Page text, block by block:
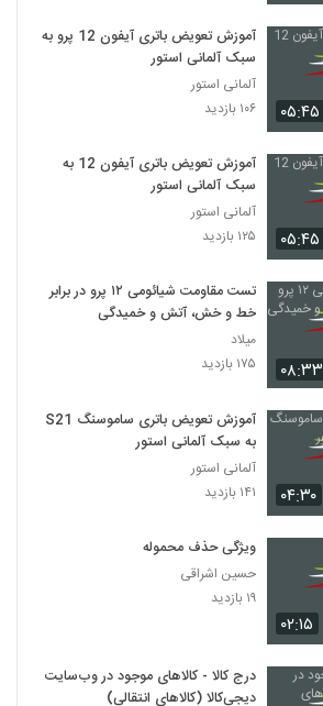
۰۵:۴۵
آموزش تعویض باتری آیفون 12 پرو به
سبک آلمانی استور
آلمانی استور
۱۰۶ بازدید
۰۵:۴۵
آموزش تعویض باتری آیفون 12 به
سبک آلمانی استور
آلمانی استور
۱۲۵ بازدید
۰۸:۳۳
تست مقاومت شیائومی ۱۲ پرو در برابر
خط و خش، آتش و خمیدگی
میلاد
۱۷۵ بازدید
۰۴:۳۰
آموزش تعویض باتری ساموسنگ S21
به سبک آلمانی استور
آلمانی استور
۱۴۱ بازدید
۰۲:۱۵
ویژگی حذف محموله
حسین اشراقی
۱۹ بازدید
درج کالا - کالاهای موجود در وب‌سایت
دیجی‌کالا (کالاهای انتقالی)